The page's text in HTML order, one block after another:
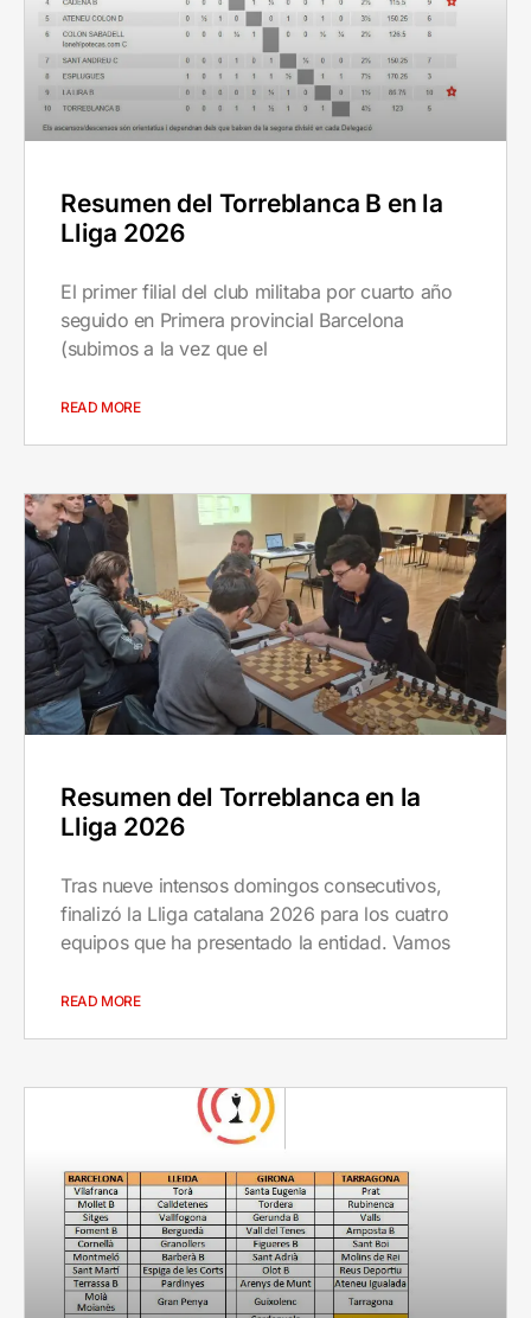
Resumen del Torreblanca B en la
Lliga 2026
El primer filial del club militaba por cuarto año
seguido en Primera provincial Barcelona
(subimos a la vez que el
READ MORE
Resumen del Torreblanca en la
Lliga 2026
Tras nueve intensos domingos consecutivos,
finalizó la Lliga catalana 2026 para los cuatro
equipos que ha presentado la entidad. Vamos
READ MORE